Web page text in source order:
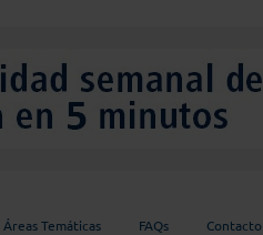
Áreas Temáticas FAQs Contacto